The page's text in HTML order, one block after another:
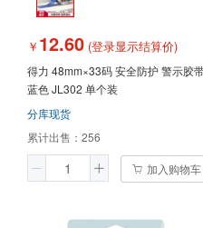
￥ 12.60 (登录显示结算价)
得力 48mm×33码 安全防护 警示胶
蓝色 JL302 单个装
分库现货
累计出售： 256
加入购物车